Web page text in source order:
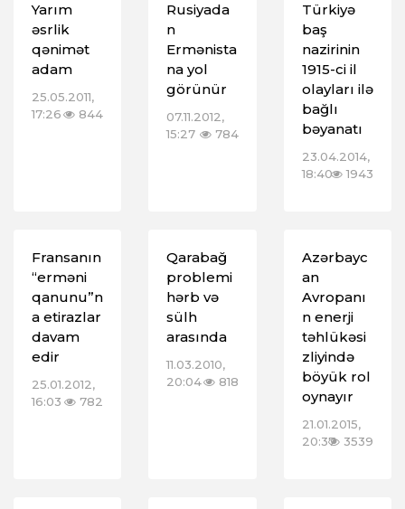
Yarım
əsrlik
qənimət
adam
25.05.2011,
17:26
844
Rusiyada
n
Ermənista
na yol
görünür
07.11.2012,
15:27
784
Türkiyə
baş
nazirinin
1915-ci il
olayları ilə
bağlı
bəyanatı
23.04.2014,
18:40
1943
Fransanın
“erməni
qanunu”n
a etirazlar
davam
edir
25.01.2012,
16:03
782
Qarabağ
problemi
hərb və
sülh
arasında
11.03.2010,
20:04
818
Azərbayc
an
Avropanı
n enerji
təhlükəsi
zliyində
böyük rol
oynayır
21.01.2015,
20:37 3539